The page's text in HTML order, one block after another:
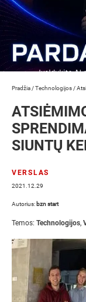
Pradžia /Technologijos /
SIUNTŲ
VERSLAS
2021.12.29
Autorius: bzn start
Temos: Technologijos,